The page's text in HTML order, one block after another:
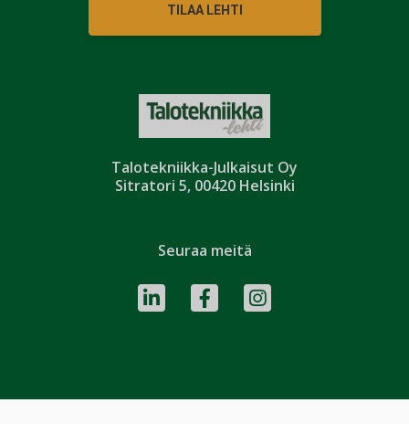
Talotekniikka-Julkaisut Oy
Sitratori 5, 00420 Helsinki
TILAA LEHTI
Seuraa meitä